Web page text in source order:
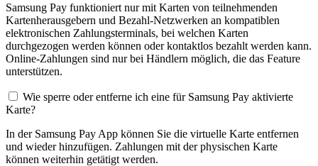
Samsung Pay funktioniert nur mit Karten von teilnehmenden
Kartenherausgebern und Bezahl-Netzwerken an kompatiblen
elektronischen Zahlungsterminals, bei welchen Karten
durchgezogen werden können oder kontaktlos bezahlt werden kann.
Online-Zahlungen sind nur bei Händlern möglich, die das Feature
unterstützen.
Wie sperre oder entferne ich eine für Samsung Pay aktivierte
Karte?
In der Samsung Pay App können Sie die virtuelle Karte entfernen
und wieder hinzufügen. Zahlungen mit der physischen Karte
können weiterhin getätigt werden.